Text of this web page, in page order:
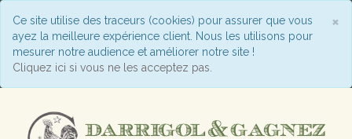
×
Ce site utilise des traceurs (cookies) pour assurer que vous
ayez la meilleure expérience client. Nous les utilisons pour
mesurer notre audience et améliorer notre site !
Cliquez ici si vous ne les acceptez pas.